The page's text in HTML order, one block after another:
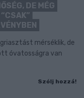
DE MÉG
mérséklik, de
óvatosságra van
Szólj hozzá!